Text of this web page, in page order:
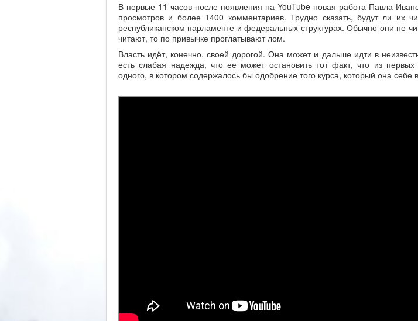
В первые 11 часов после появления на YouTube новая работа Павла
просмотров и более 1400 комментариев. Трудно сказать, будут ли их
республиканском парламенте и федеральных структурах. Обычно они не
читают, то по привычке проглатывают лом.
Власть идёт, конечно, своей дорогой. Она может и дальше идти в
есть слабая надежда, что ее может остановить тот факт, что из
одного, в котором содержалось бы одобрение того курса, который она себе